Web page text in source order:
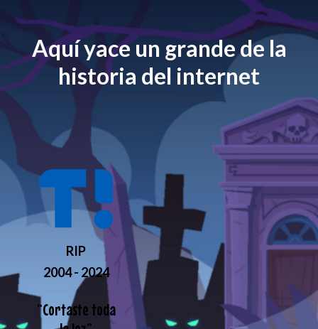
Aquí yace un grande de la
historia del internet
RIP
2004 - 2024
“Cortaste toda